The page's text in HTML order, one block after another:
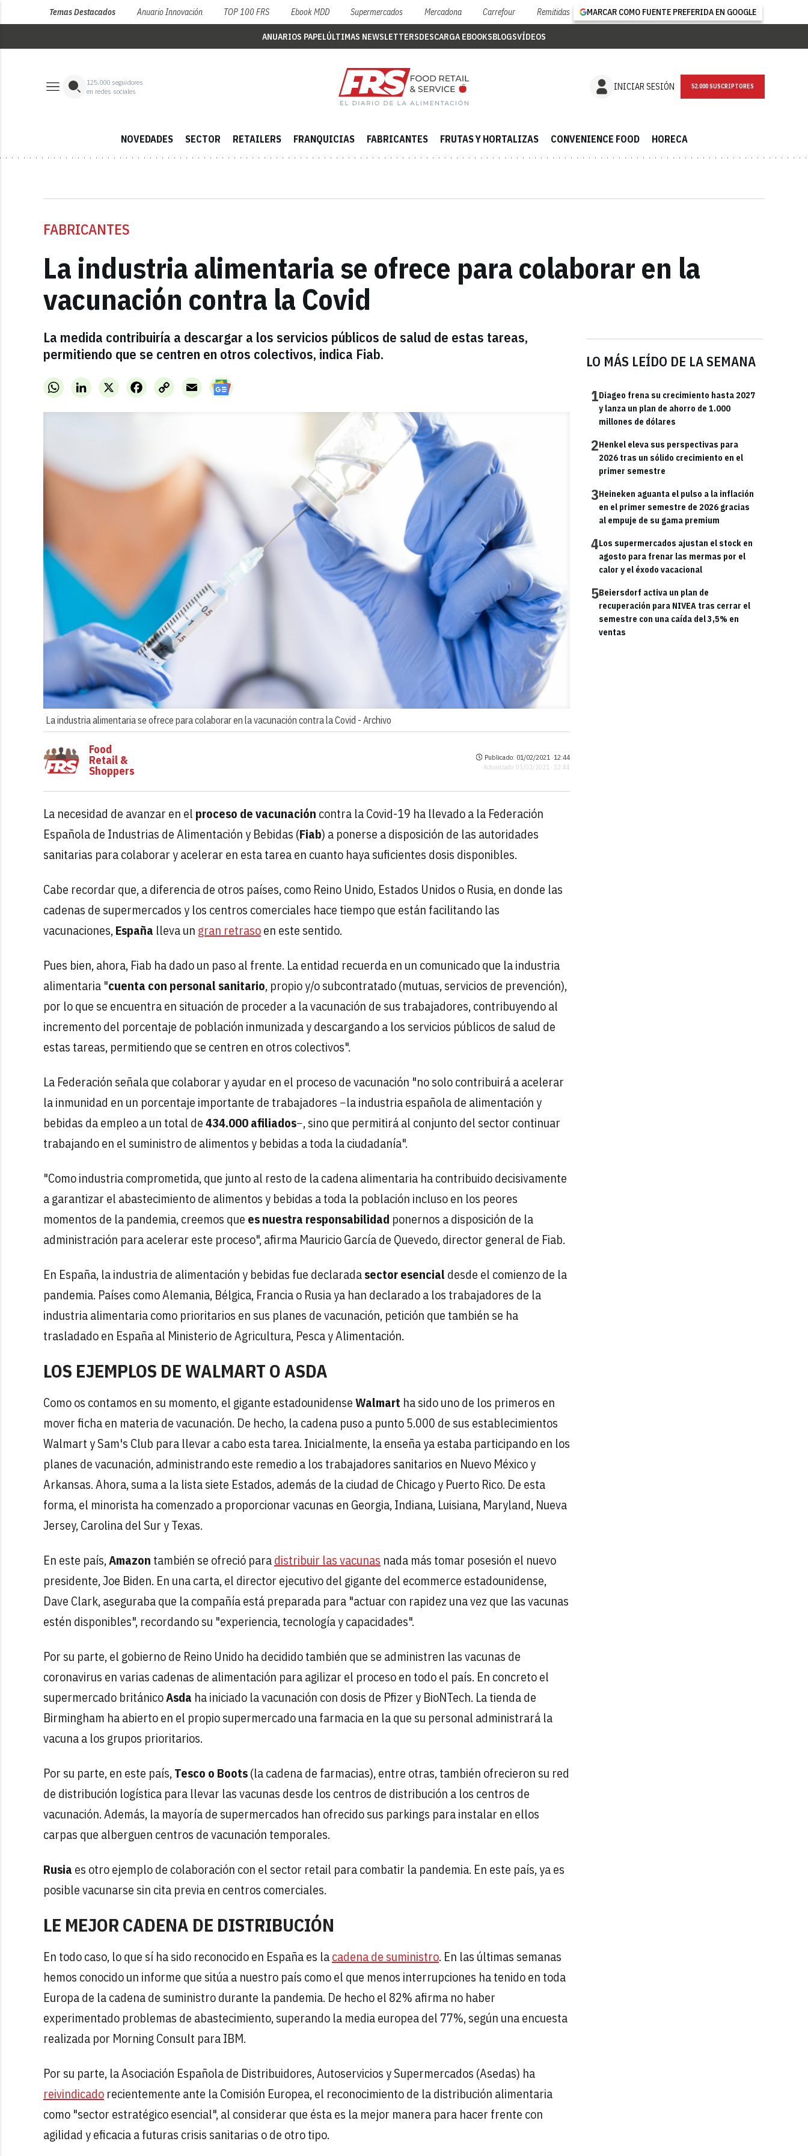
Temas Destacados Anuario Innovación TOP 100 FRS Ebook MDD Supermercados Mercadona Carrefour Remitidas MARCAR COMO FUENTE PREFERIDA EN GOOGLE
ANUARIOS PAPELÚLTIMAS NEWSLETTERSDESCARGA EBOOKSBLOGSVÍDEOS
125,000 seguidores
en redes sociales
INICIAR SESIÓN NEWSLETTER
NOVEDADES SECTOR RETAILERS FRANQUICIAS FABRICANTES FRUTAS Y HORTALIZAS CONVENIENCE FOOD HORECA
FABRICANTES
La industria alimentaria se ofrece para colaborar en la
vacunación contra la Covid
La medida contribuiría a descargar a los servicios públicos de salud de estas tareas,
permitiendo que se centren en otros colectivos, indica Fiab.
WhatsAppLinkedInX FacebookCopy
Link
Email
La industria alimentaria se ofrece para colaborar en la vacunación contra la Covid - Archivo
LO MÁS LEÍDO DE LA SEMANA
1Diageo frena su crecimiento hasta 2027
y lanza un plan de ahorro de 1.000
millones de dólares
2Henkel eleva sus perspectivas para
2026 tras un sólido crecimiento en el
primer semestre
3Heineken aguanta el pulso a la inflación
en el primer semestre de 2026 gracias
al empuje de su gama premium
4Los supermercados ajustan el stock en
agosto para frenar las mermas por el
calor y el éxodo vacacional
5Beiersdorf activa un plan de
recuperación para NIVEA tras cerrar el
semestre con una caída del 3,5% en
ventas
Food
Retail &
Shoppers
Publicado: 01/02/2021 ·12:44
Actualizado: 01/02/2021 · 12:44
La necesidad de avanzar en el proceso de vacunación contra la Covid-19 ha llevado a la Federación
Española de Industrias de Alimentación y Bebidas (Fiab) a ponerse a disposición de las autoridades
sanitarias para colaborar y acelerar en esta tarea en cuanto haya suficientes dosis disponibles.
Cabe recordar que, a diferencia de otros países, como Reino Unido, Estados Unidos o Rusia, en donde las
cadenas de supermercados y los centros comerciales hace tiempo que están facilitando las
vacunaciones,España lleva un gran retrasoen este sentido.
Pues bien, ahora, Fiab ha dado un paso al frente. La entidad recuerda en un comunicado que la industria
alimentaria "cuenta con personal sanitario, propio y/o subcontratado (mutuas, servicios de prevención),
por lo que se encuentra en situación de proceder a la vacunación de sus trabajadores, contribuyendo al
incremento del porcentaje de población inmunizada y descargando a los servicios públicos de salud de
estas tareas, permitiendo que se centren en otros colectivos".
La Federación señala que colaborar y ayudar en el proceso de vacunación "no solo contribuirá a acelerar
la inmunidad en un porcentaje importante de trabajadores −la industria española de alimentación y
bebidas da empleo a un total de434.000 afiliados−, sino que permitirá al conjunto del sector continuar
trabajando en el suministro de alimentos y bebidas a toda la ciudadanía".
"Como industria comprometida, que junto al resto de la cadena alimentaria ha contribuido decisivamente
a garantizar el abastecimiento de alimentos y bebidas a toda la población incluso en los peores
momentos de la pandemia, creemos que es nuestra responsabilidad ponernos a disposición de la
administración para acelerar este proceso", afirma Mauricio García de Quevedo, director general de Fiab.
En España, la industria de alimentación y bebidas fue declaradasector esencialdesde el comienzo de la
pandemia. Países como Alemania, Bélgica, Francia o Rusia ya han declarado a los trabajadores de la
industria alimentaria como prioritarios en sus planes de vacunación, petición que también se ha
trasladado en España al Ministerio de Agricultura, Pesca y Alimentación.
LOS EJEMPLOS DE WALMART O ASDA
Como os contamos en su momento, el gigante estadounidenseWalmart ha sido uno de los primeros en
mover ficha en materia de vacunación. De hecho, la cadena puso a punto 5.000 de sus establecimientos
Walmart y Sam's Club para llevar a cabo esta tarea. Inicialmente, la enseña ya estaba participando en los
planes de vacunación, administrando este remedio a los trabajadores sanitarios en Nuevo México y
Arkansas. Ahora, suma a la lista siete Estados, además de la ciudad de Chicago y Puerto Rico. De esta
forma, el minorista ha comenzado a proporcionar vacunas en Georgia, Indiana, Luisiana, Maryland, Nueva
Jersey, Carolina del Sur y Texas.
En este país,Amazon también se ofreció paradistribuir las vacunas nada más tomar posesión el nuevo
presidente, Joe Biden. En una carta, el director ejecutivo del gigante del ecommerce estadounidense,
Dave Clark, aseguraba que la compañía está preparada para "actuar con rapidez una vez que las vacunas
estén disponibles", recordando su "experiencia, tecnología y capacidades".
Por su parte, el gobierno de Reino Unido ha decidido también que se administren las vacunas de
coronavirus en varias cadenas de alimentación para agilizar el proceso en todo el país. En concreto el
supermercado británicoAsda ha iniciado la vacunación con dosis de Pfizer y BioNTech. La tienda de
Birmingham ha abierto en el propio supermercado una farmacia en la que su personal administrará la
vacuna a los grupos prioritarios.
Por su parte, en este país,Tesco o Boots(la cadena de farmacias), entre otras, también ofrecieron su red
de distribución logística para llevar las vacunas desde los centros de distribución a los centros de
vacunación. Además, la mayoría de supermercados han ofrecido sus parkings para instalar en ellos
carpas que alberguen centros de vacunación temporales.
Rusia es otro ejemplo de colaboración con el sector retail para combatir la pandemia. En este país, ya es
posible vacunarse sin cita previa en centros comerciales.
LE MEJOR CADENA DE DISTRIBUCIÓN
En todo caso, lo que sí ha sido reconocido en España es lacadena de suministro. En las últimas semanas
hemos conocido un informe que sitúa a nuestro país como el que menos interrupciones ha tenido en toda
Europa de la cadena de suministro durante la pandemia. De hecho el 82% afirma no haber
experimentado problemas de abastecimiento, superando la media europea del 77%, según una encuesta
realizada por Morning Consult para IBM.
Por su parte, la Asociación Española de Distribuidores, Autoservicios y Supermercados (Asedas) ha
reivindicado recientemente ante la Comisión Europea, el reconocimiento de la distribución alimentaria
como "sector estratégico esencial", al considerar que ésta es la mejor manera para hacer frente con
agilidad y eficacia a futuras crisis sanitarias o de otro tipo.